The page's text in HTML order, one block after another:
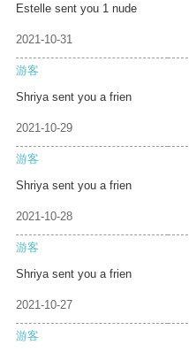
Estelle sent you 1 nude
2021-10-31
游客
Shriya sent you a frien
2021-10-29
游客
Shriya sent you a frien
2021-10-28
游客
Shriya sent you a frien
2021-10-27
游客